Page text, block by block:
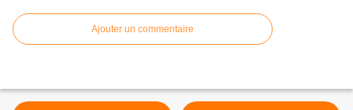
Ajouter un commentaire